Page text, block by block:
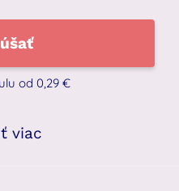
od 0,29 €
viac